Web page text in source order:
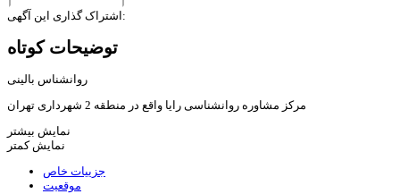
اشتراک گذاری این آگهی:
توضیحات کوتاه
روانشناس بالینی
مرکز مشاوره روانشناسی رایا واقع در منطقه 2 شهرداری تهران
نمایش بیشتر
نمایش کمتر
جزییات خاص
موقعیت